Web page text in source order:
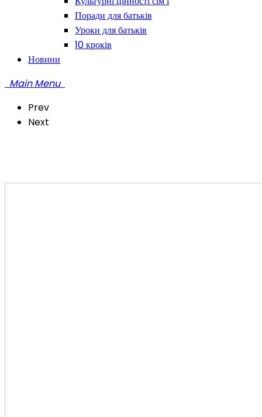
Поради для батьків
Уроки для батьків
10 кроків
Новини
Main Menu
Prev
Next